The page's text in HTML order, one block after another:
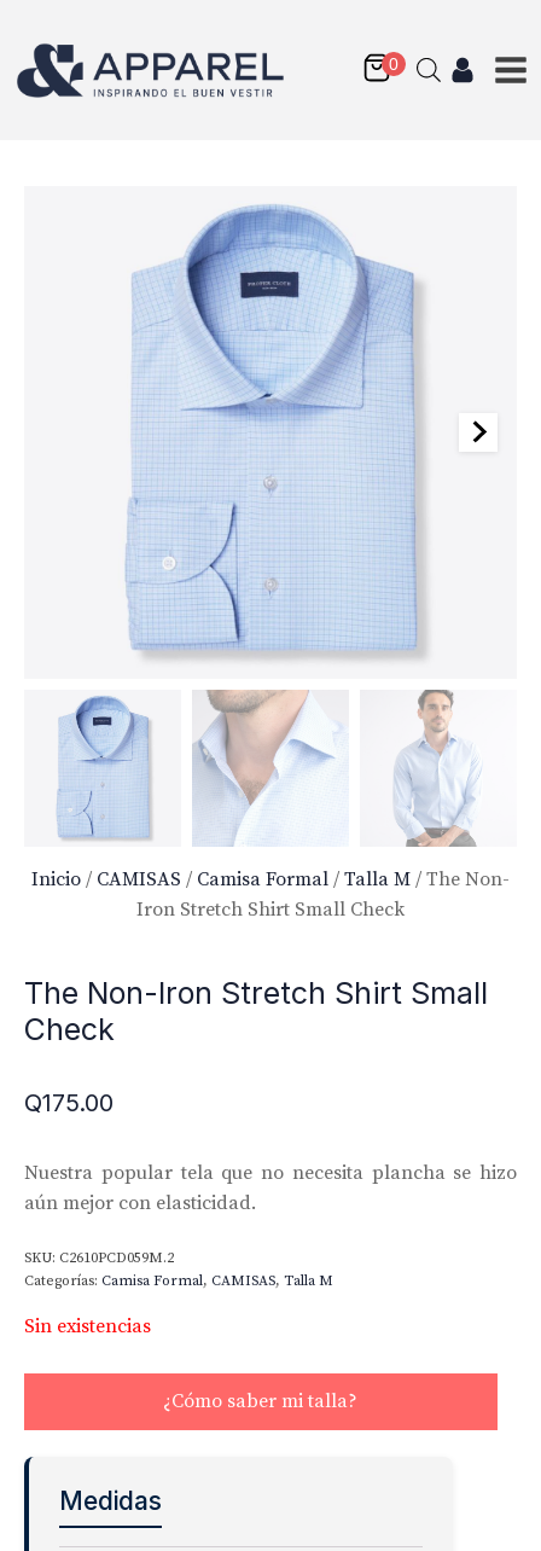
Inicio / CAMISAS / Camisa Formal / Talla M / The Non-
Iron Stretch Shirt Small Check
The Non-Iron Stretch Shirt Small
Check
Q175.00
Nuestra popular tela que no necesita plancha se hizo
aún mejor con elasticidad.
SKU: C2610PCD059M.2
Categorías: Camisa Formal, CAMISAS, Talla M
Sin existencias
¿Cómo saber mi talla?
Medidas